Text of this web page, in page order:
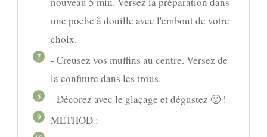
une poche à douille avec l'embout de votre
choix.
7
- Creusez vos muffins au centre. Versez de
la confiture dans les trous.
8 - Décorez avec le glaçage et dégustez 🙂 !
9 METHOD :